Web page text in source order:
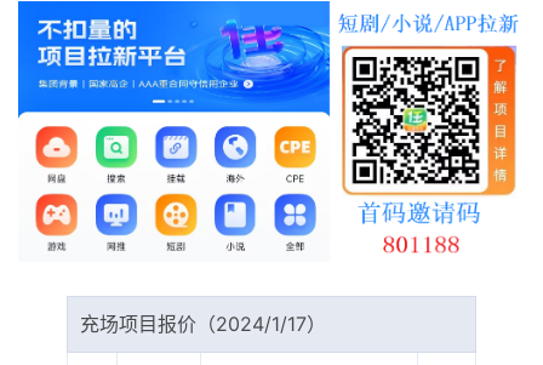
无人直播
电商入门
最新通知
项目介绍
充场项目报价（2024/1/17）